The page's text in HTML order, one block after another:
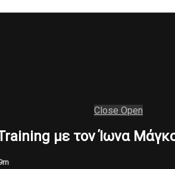
Close Open
με τον Ίωνα